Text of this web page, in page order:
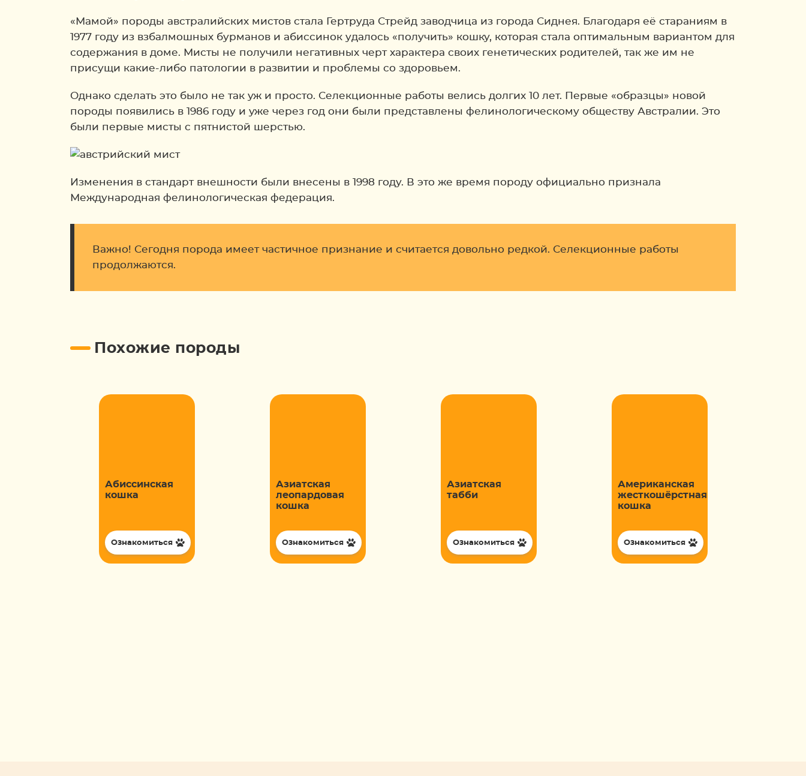
«Мамой» породы австралийских мистов стала Гертруда Стрейд заводчица из города Сиднея. Благодаря её стараниям в
1977 году из взбалмошных бурманов и абиссинок удалось «получить» кошку, которая стала оптимальным вариантом для
содержания в доме. Мисты не получили негативных черт характера своих генетических родителей, так же им не
присущи какие-либо патологии в развитии и проблемы со здоровьем.
Однако сделать это было не так уж и просто. Селекционные работы велись долгих 10 лет. Первые «образцы» новой
породы появились в 1986 году и уже через год они были представлены фелинологическому обществу Австралии. Это
были первые мисты с пятнистой шерстью.
Изменения в стандарт внешности были внесены в 1998 году. В это же время породу официально признала
Международная фелинологическая федерация.
Важно! Сегодня порода имеет частичное признание и считается довольно редкой. Селекционные работы
продолжаются.
Похожие породы
Абиссинская
кошка
Ознакомиться
Азиатская
леопардовая
кошка
Ознакомиться
Азиатская
табби
Ознакомиться
Американская
жесткошёрстная
кошка
Ознакомиться